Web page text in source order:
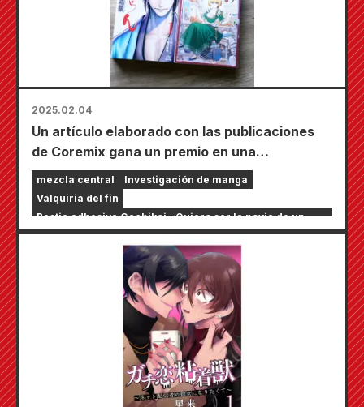
2025.02.04
Un artículo elaborado con las publicaciones
de Coremix gana un premio en una
conferencia internacional
mezcla central
Investigación de manga
Valquiria del fin
Bestia adhesiva Gachikoi ~Quiero ser la novia de un
streamer en línea~
Arte Réquiem de Chiruran Shinsengumi